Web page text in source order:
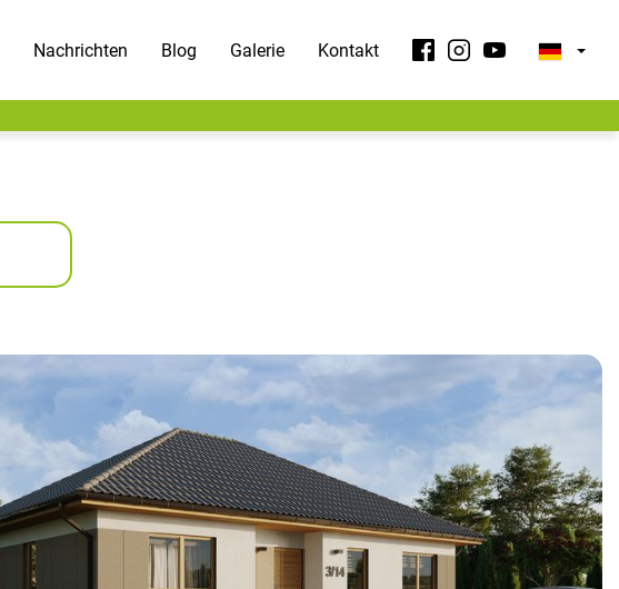
Nachrichten Blog Galerie Kontakt